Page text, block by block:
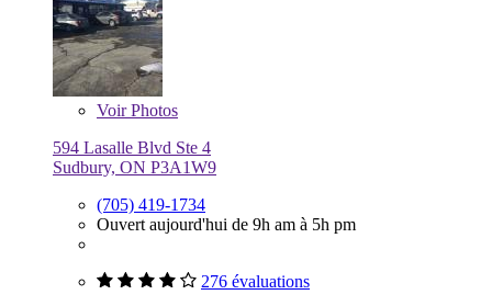
VoirPhotos
594 Lasalle Blvd Ste 4
Sudbury, ON P3A1W9
(705) 419-1734
Ouvert aujourd'hui de 9h am à 5h pm
276 évaluations